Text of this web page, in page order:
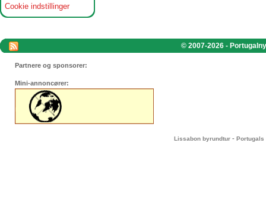
Cookie indstillinger
© 2007-2026 -
Partnere og sponsorer:
Mini-annoncører:
Lissabon byrundtur - Portugals